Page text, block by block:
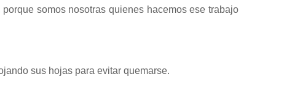
somos nosotras quienes hacemos ese trabajo
sus hojas para evitar quemarse.